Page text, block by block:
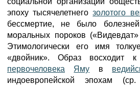
эпоху тысячелетнегозолотого
бессмертие, не было
моральных пороков
Этимологически его имя
«двойник». Образ восходит к
первочеловека
Яму в
индоевропейской эпохам